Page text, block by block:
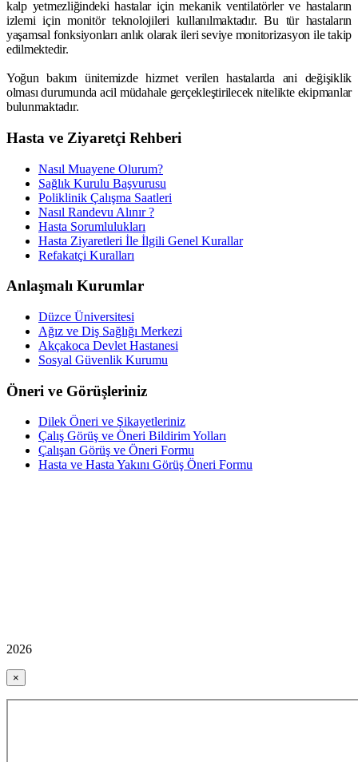
kalp yetmezliğindeki hastalar için mekanik ventilatörler ve hastaların
izlemi için monitör teknolojileri kullanılmaktadır. Bu tür hastaların
yaşamsal fonksiyonları anlık olarak ileri seviye monitorizasyon ile takip
edilmektedir.
Yoğun bakım ünitemizde hizmet verilen hastalarda ani değişiklik
olması durumunda acil müdahale gerçekleştirilecek nitelikte ekipmanlar
bulunmaktadır.
Hasta ve Ziyaretçi Rehberi
Nasıl Muayene Olurum?
Sağlık Kurulu Başvurusu
Poliklinik Çalışma Saatleri
Nasıl Randevu Alınır ?
Hasta Sorumlulukları
Hasta Ziyaretleri İle İlgili Genel Kurallar
Refakatçi Kuralları
Anlaşmalı Kurumlar
Düzce Üniversitesi
Ağız ve Diş Sağlığı Merkezi
Akçakoca Devlet Hastanesi
Sosyal Güvenlik Kurumu
Öneri ve Görüşleriniz
Dilek Öneri ve Şikayetleriniz
Çalış Görüş ve Öneri Bildirim Yolları
Çalışan Görüş ve Öneri Formu
Hasta ve Hasta Yakını Görüş Öneri Formu
2026
×